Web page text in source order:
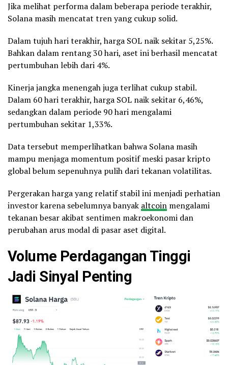
Jika melihat performa dalam beberapa periode terakhir,
Solana masih mencatat tren yang cukup solid.
Dalam tujuh hari terakhir, harga SOL naik sekitar 5,25%.
Bahkan dalam rentang 30 hari, aset ini berhasil mencatat
pertumbuhan lebih dari 4%.
Kinerja jangka menengah juga terlihat cukup stabil.
Dalam 60 hari terakhir, harga SOL naik sekitar 6,46%,
sedangkan dalam periode 90 hari mengalami
pertumbuhan sekitar 1,33%.
Data tersebut memperlihatkan bahwa Solana masih
mampu menjaga momentum positif meski pasar kripto
global belum sepenuhnya pulih dari tekanan volatilitas.
Pergerakan harga yang relatif stabil ini menjadi perhatian
investor karena sebelumnya banyak altcoin mengalami
tekanan besar akibat sentimen makroekonomi dan
perubahan arus modal di pasar aset digital.
Volume Perdagangan Tinggi
Jadi Sinyal Penting